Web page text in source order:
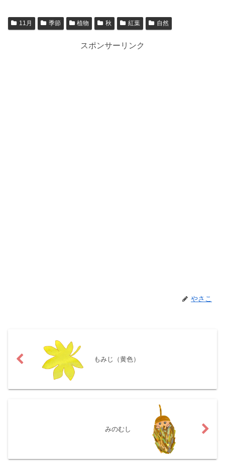
11月 季節 植物 秋 紅葉 自然
スポンサーリンク
やさこ
もみじ（黄色）
みのむし